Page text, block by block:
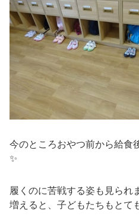
今のところおやつ前から給食
✨
履くのに苦戦する姿も見られ
増えると、子どもたちもとて